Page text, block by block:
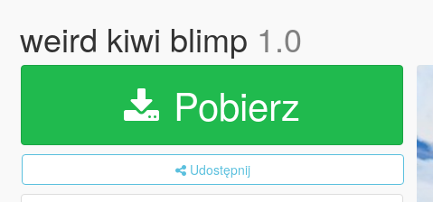
weird kiwi blimp 1.0
Pobierz
Udostępnij